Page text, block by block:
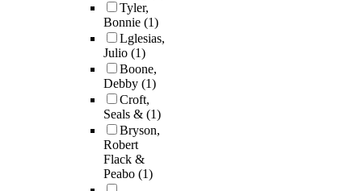
Tyler,
Bonnie (1)
Lglesias,
Julio (1)
Boone,
Debby (1)
Croft,
Seals & (1)
Bryson,
Robert
Flack &
Peabo (1)